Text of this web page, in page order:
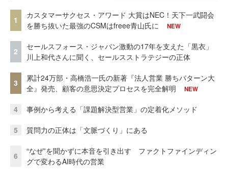
1
カスタマーサクセス・アワード 大賞はNEC！天下一武闘会
を勝ち抜いた最強のCSMはfreee青山氏に
NEW
2
セールスフォース・ジャパン激動の17年を支えた「黒衣」
川上和代さんに聞く、セールスストラテジーの正体
3
累計24万部・高橋浩一氏の新著『法人営業 勝ちパターン大
全』発売、顧客の意思決定プロセスを完全解明
NEW
4 事例から考える「課題解決型営業」の定着化メソッド
5 質問力の正体は「文脈づくり」にある
6
“なぜ”を聞かずに本音を引き出す ファクトファインディン
グで変わるAI時代の営業